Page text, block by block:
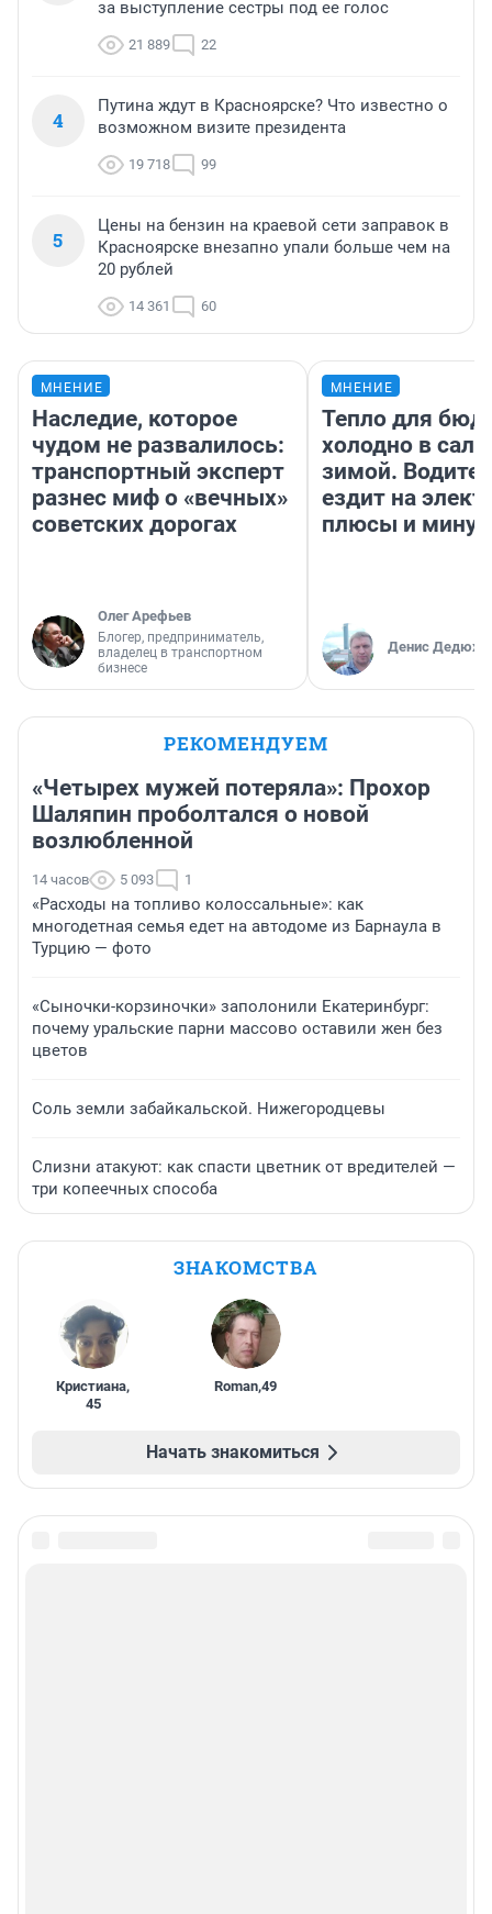
за выступление сестры под ее голос
21 889 22
4
Путина ждут в Красноярске? Что известно о
возможном визите президента
19 718 99
5
Цены на бензин на краевой сети заправок в
Красноярске внезапно упали больше чем на
20 рублей
14 361 60
МНЕНИЕ
Наследие, которое
чудом не развалилось:
транспортный эксперт
разнес миф о «вечных»
советских дорогах
Олег Арефьев
Блогер, предприниматель,
владелец в транспортном
бизнесе
МНЕНИЕ
Тепло для
холодно в
зимой.
ездит на
плюсы и
Денис
РЕКОМЕНДУЕМ
«Четырех мужей потеряла»: Прохор
Шаляпин проболтался о новой
возлюбленной
14 часов 5 093 1
«Расходы на топливо колоссальные»: как
многодетная семья едет на автодоме из Барнаула в
Турцию — фото
«Сыночки-корзиночки» заполонили Екатеринбург:
почему уральские парни массово оставили жен без
цветов
Соль земли забайкальской. Нижегородцевы
Слизни атакуют: как спасти цветник от вредителей —
три копеечных способа
ЗНАКОМСТВА
Кристиана,
45
Roman,49
Начать знакомиться